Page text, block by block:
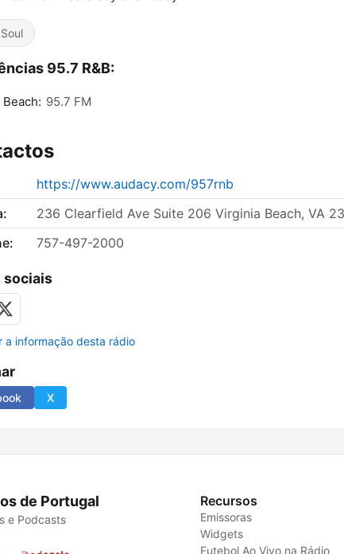
95.7 R&B:
95.7 FM
https://www.audacy.com/957rnb
236 Clearfield Ave Suite 206 Virginia Beach, VA
757-497-2000
sociais
a informação desta rádio
X
de Portugal
e Podcasts
Recursos
Emissoras
Widgets
Futebol Ao Vivo na Rádio